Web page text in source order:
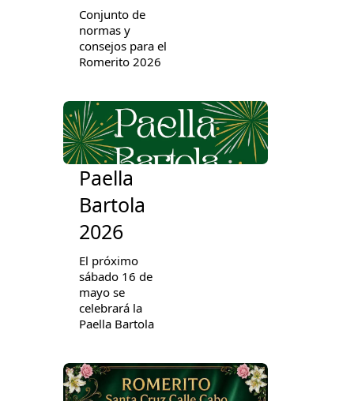
Conjunto de
normas y
consejos para el
Romerito 2026
Paella
Bartola
2026
El próximo
sábado 16 de
mayo se
celebrará la
Paella Bartola